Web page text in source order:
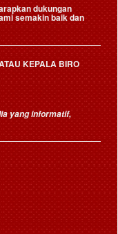
dukungan
semakin baik dan
KEPALA BIRO
yang informatif,